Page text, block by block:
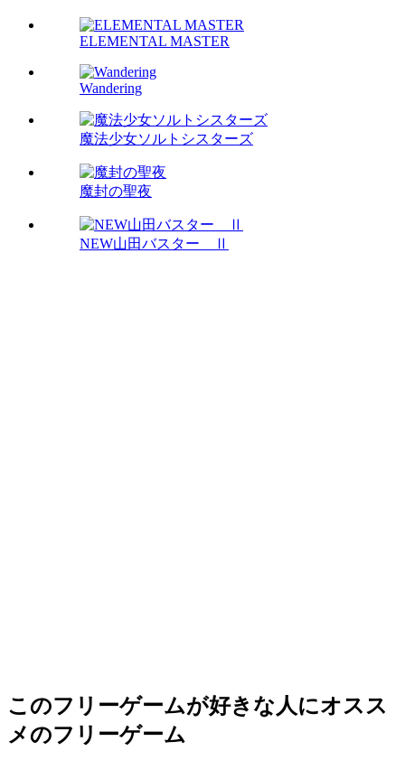
ELEMENTAL MASTER
Wandering
魔法少女ソルトシスターズ
魔封の聖夜
NEW山田バスター Ⅱ
このフリーゲームが好きな人にオスス
メのフリーゲーム